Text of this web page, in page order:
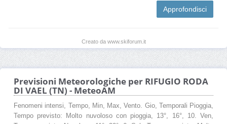
Approfondisci
Creato da www.skiforum.it
Previsioni Meteorologiche per RIFUGIO RODA
DI VAEL (TN) - MeteoAM
Fenomeni intensi, Tempo, Min, Max, Vento. Gio, Temporali Pioggia,
Tempo previsto: Molto nuvoloso con pioggia, 13°, 16°, 10. Ven,